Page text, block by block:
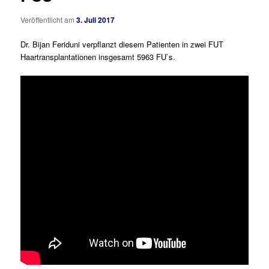
Veröffentlicht am3. Juli 2017
Dr. Bijan Feriduni verpflanzt diesem Patienten in zwei FUT
Haartransplantationen insgesamt 5963 FU`s.